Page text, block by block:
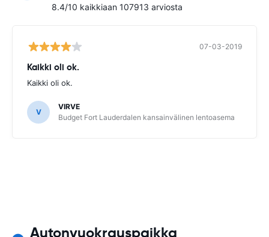
8.4/10 kaikkiaan 107913 arviosta
07-03-2019
Kaikki oli ok.
Kaikki oli ok.
V
VIRVE
Budget Fort Lauderdalen kansainvälinen lentoasema
Autonvuokrauspaikka